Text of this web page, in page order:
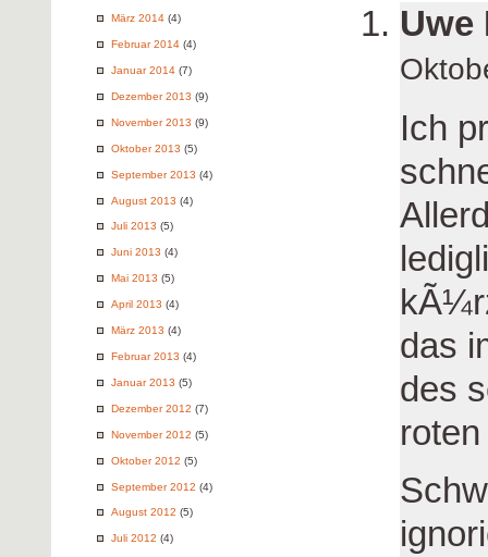
März 2014 (4)
Februar 2014 (4)
Januar 2014 (7)
Dezember 2013 (9)
November 2013 (9)
Oktober 2013 (5)
September 2013 (4)
August 2013 (4)
Juli 2013 (5)
Juni 2013 (4)
Mai 2013 (5)
April 2013 (4)
März 2013 (4)
Februar 2013 (4)
Januar 2013 (5)
Dezember 2012 (7)
November 2012 (5)
Oktober 2012 (5)
September 2012 (4)
August 2012 (5)
Juli 2012 (4)
Uwe
Ich
das
des